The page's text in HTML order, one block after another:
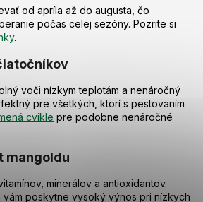
u
od apríla až do augusta, čo
počas celej sezóny. Pozrite si
.
voči nízkym teplotám a nenáročný
pre všetkých, ktorí s pestovaním
cvikle pre podobne nenáročné
mangoldu
minerálov a antioxidantov.
vám poskytne vysoký výnos pri nízkych